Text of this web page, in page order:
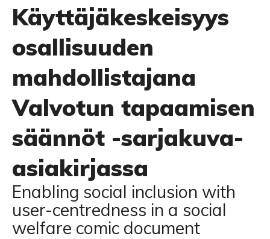
Käyttäjäkeskeisyys
osallisuuden
mahdollistajana
Valvotun tapaamisen
säännöt -sarjakuva-
asiakirjassa
Enabling social inclusion with
user-centredness in a social
welfare comic document